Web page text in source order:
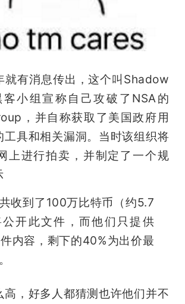
就有消息传出，这个叫Shadow
小组宣称自己攻破了NSA的
，并自称获取了美国政府用
工具和相关漏洞。当时该组织将
上进行拍卖，并制定了一个规
收到了100万比特币（约5.7
开此文件，而他们只提供
内容，剩下的40%为出价最
高，好多人都猜测也许他们并不